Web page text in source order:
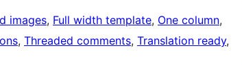
images, Full width template, One column
, Threaded comments, Translation ready